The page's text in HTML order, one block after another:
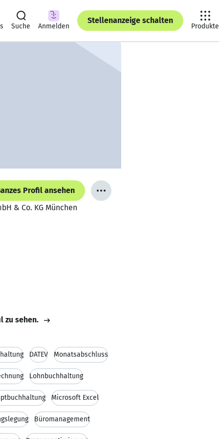
Suche Anmelden
Stellenanzeige schalten
Produkte
Profil ansehen
& Co. KG München
zu sehen.
DATEV Monatsabschluss
Lohnbuchhaltung
Microsoft Excel
Büromanagement